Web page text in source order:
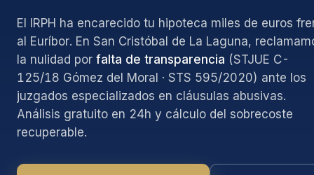
El IRPH ha encarecido tu hipoteca miles de euros
al Euríbor. En San Cristóbal de La Laguna,
la nulidad por falta de transparencia (STJUE C-
125/18 Gómez del Moral · STS 595/2020) ante los
juzgados especializados en cláusulas abusivas.
Análisis gratuito en 24h y cálculo del sobrecoste
recuperable.